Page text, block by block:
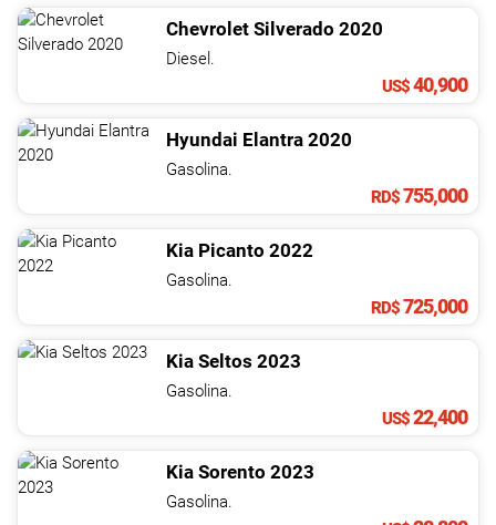
Chevrolet Silverado 2020
Diesel.
US$40,900
Hyundai Elantra 2020
Gasolina.
RD$755,000
Kia Picanto 2022
Gasolina.
RD$725,000
Kia Seltos 2023
Gasolina.
US$22,400
Kia Sorento 2023
Gasolina.